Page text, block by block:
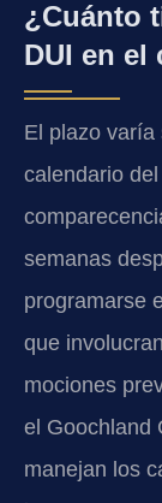
¿Cuánto
DUI en el
El plazo varía
calendario
semanas
programarse
que
mociones
el Goochland
manejan los